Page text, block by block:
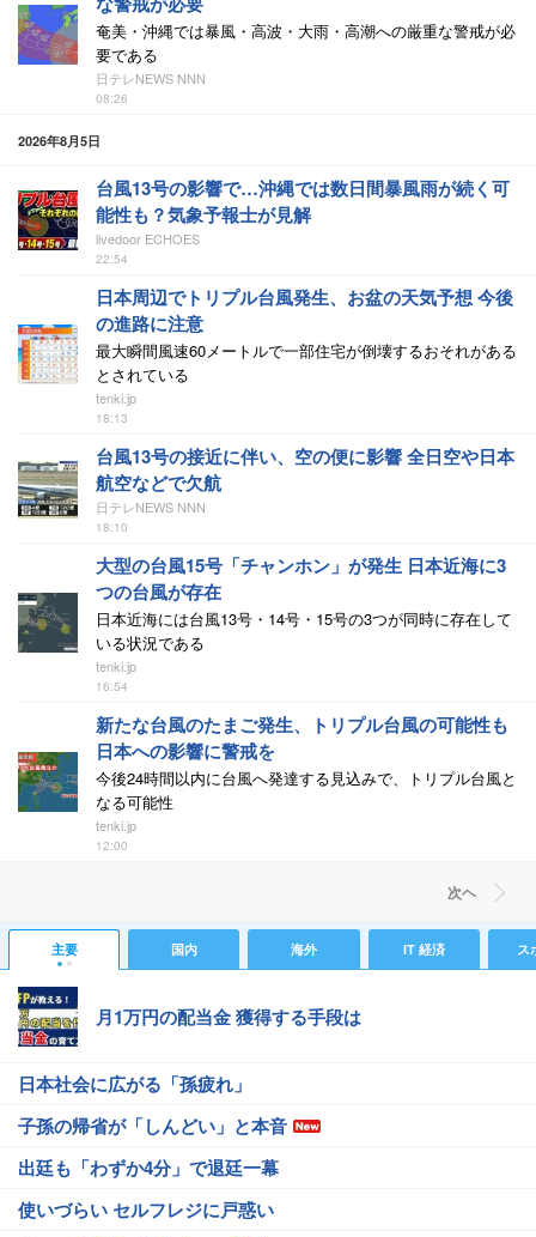
奄美・沖縄では暴風・高波・大雨・高潮への厳重な警戒が必
要である
日テレNEWS NNN
08:26
2026年8月5日
台風13号の影響で…沖縄では数日間暴風雨が続く可
能性も？気象予報士が見解
livedoor ECHOES
22:54
日本周辺でトリプル台風発生、お盆の天気予想 今後
の進路に注意
最大瞬間風速60メートルで一部住宅が倒壊するおそれがある
とされている
tenki.jp
18:13
台風13号の接近に伴い、空の便に影響 全日空や日本
航空などで欠航
日テレNEWS NNN
18:10
大型の台風15号「チャンホン」が発生 日本近海に3
つの台風が存在
日本近海には台風13号・14号・15号の3つが同時に存在して
いる状況である
tenki.jp
16:54
新たな台風のたまご発生、トリプル台風の可能性も
日本への影響に警戒を
今後24時間以内に台風へ発達する見込みで、トリプル台風と
なる可能性
tenki.jp
12:00
次ヘ
主要 国内 海外 IT 経済 ス
月1万円の配当金 獲得する手段は
日本社会に広がる「孫疲れ」
子孫の帰省が「しんどい」と本音
出廷も「わずか4分」で退廷一幕
使いづらい セルフレジに戸惑い